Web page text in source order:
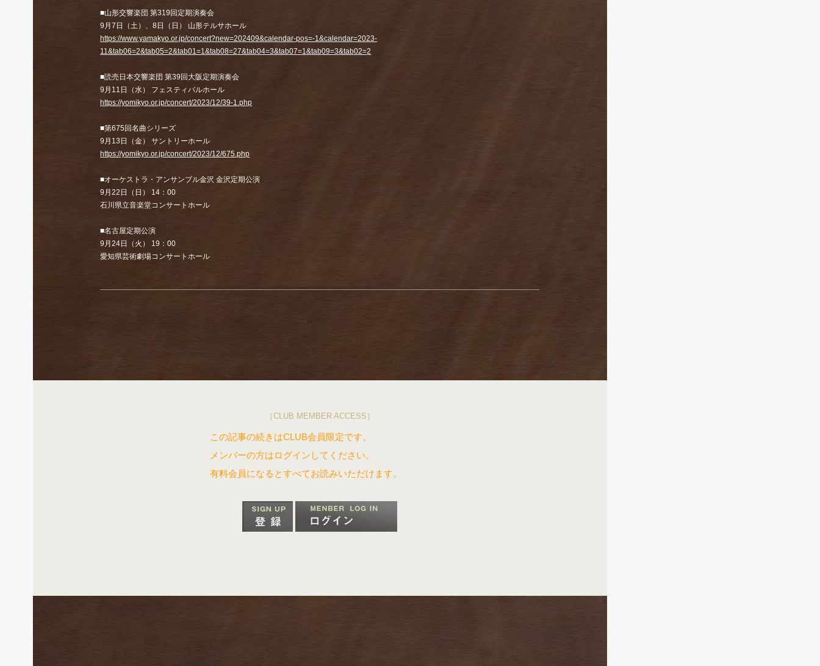
■山形交響楽団 第319回定期演奏会
9月7日（土）、8日（日） 山形テルサホール
https://www.yamakyo.or.jp/concert?new=202409&calendar-pos=-1&calendar=2023-
11&tab06=2&tab05=2&tab01=1&tab08=27&tab04=3&tab07=1&tab09=3&tab02=2
■読売日本交響楽団 第39回大阪定期演奏会
9月11日（水） フェスティバルホール
https://yomikyo.or.jp/concert/2023/12/39-1.php
■第675回名曲シリーズ
9月13日（金） サントリーホール
https://yomikyo.or.jp/concert/2023/12/675.php
■オーケストラ・アンサンブル金沢 金沢定期公演
9月22日（日） 14：00
石川県立音楽堂コンサートホール
■名古屋定期公演
9月24日（火） 19：00
愛知県芸術劇場コンサートホール
［CLUB MEMBER ACCESS］
この記事の続きはCLUB会員限定です。
メンバーの方はログインしてください。
有料会員になるとすべてお読みいただけます。